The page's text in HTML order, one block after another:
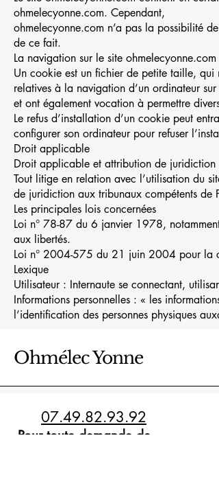
ohmelecyonne.com. Cependant,
ohmelecyonne.com n’a pas la possibilité
de ce fait.
La navigation sur le site
Un cookie est un fichier de petite taille, qui
relatives à la navigation d’un ordinateur
et ont également vocation à permettre
Le refus d’installation d’un cookie peut
configurer son ordinateur pour refuser
Droit applicable
Droit applicable et attribution de juridiction
Tout litige en relation avec l’utilisation du
de juridiction aux tribunaux compétents de
Les principales lois concernées
Loi n° 78-87 du 6 janvier 1978,
aux libertés.
Loi n° 2004-575 du 21 juin 2004 pour la
Lexique
Utilisateur : Internaute se connectant,
Informations personnelles : « les
l’identification des personnes physiques
Ohmélec Yonne
07.49.82.93.92
Pour toute demande de